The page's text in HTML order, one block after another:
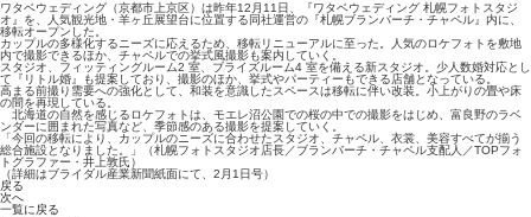
ワタベウェディング（京都市上京区）は昨年12月11日、『ワタベウェディング 札幌フォトスタジ
オ』を、人気観光地・羊ヶ丘展望台に位置する同社運営の『札幌ブランバーチ・チャペル』内に、
移転オープンした。
カップルの多様化するニーズに応えるため、移転リニューアルに至った。人気のロケフォトを敷地
内で撮影できるほか、チャペルでの挙式風撮影も案内していく。
スタジオ、フィッティングルーム2 室、ブライズルーム4 室を備える新スタジオ。少人数婚対応とし
て『リトル婚』も提案しており、撮影のほか、挙式やパーティーもできる店舗となっている。
高まる前撮り需要への強化として、和装を意識したスペースは移転に伴い改装。小上がりの畳や床
の間を再現している。
北海道の自然を感じるロケフォトは、モエレ沼公園での桜の中での撮影をはじめ、富良野のラベ
ンダーに囲まれた写真など、季節感のある撮影を提案していく。
「今回の移転により、カップルのニーズに合わせたスタジオ、チャペル、衣裳、美容すべてが揃う
総合施設となりました。」（札幌フォトスタジオ店長／ブランバーチ・チャペル支配人／TOPフォ
トグラファー・井上敦氏）
（詳細はブライダル産業新聞紙面にて、2月1日号）
戻る
次へ
一覧に戻る